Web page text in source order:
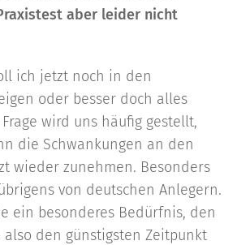
aber leider nicht
ich jetzt noch in den
oder besser doch alles
wird uns häufig gestellt,
die Schwankungen an den
wieder zunehmen. Besonders
von deutschen Anlegern.
ein besonderes Bedürfnis, den
den günstigsten Zeitpunkt